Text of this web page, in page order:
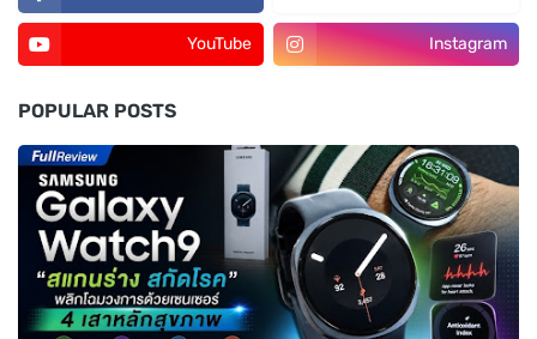
YouTube Instagram
POPULAR POSTS